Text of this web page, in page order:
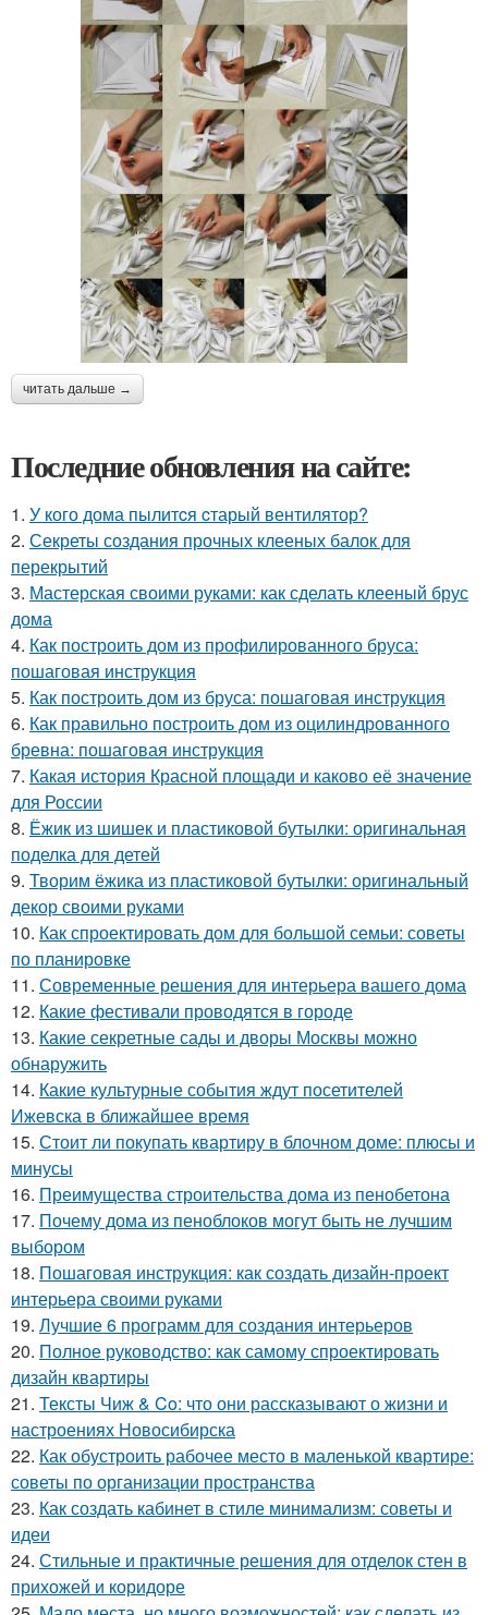
читать дальше →
Последние обновления на сайте:
1. У кого дома пылитcя cтарый вентилятор?
2. Секреты создания прочных клееных балок для
перекрытий
3. Мастерская своими руками: как сделать клееный брус
дома
4. Как построить дом из профилированного бруса:
пошаговая инструкция
5. Как построить дом из бруса: пошаговая инструкция
6. Как правильно построить дом из оцилиндрованного
бревна: пошаговая инструкция
7. Какая история Красной площади и каково её значение
для России
8. Ёжик из шишек и пластиковой бутылки: оригинальная
поделка для детей
9. Творим ёжика из пластиковой бутылки: оригинальный
декор своими руками
10. Как спроектировать дом для большой семьи: советы
по планировке
11. Современные решения для интерьера вашего дома
12. Какие фестивали проводятся в городе
13. Какие секретные сады и дворы Москвы можно
обнаружить
14. Какие культурные события ждут посетителей
Ижевска в ближайшее время
15. Стоит ли покупать квартиру в блочном доме: плюсы и
минусы
16. Преимущества строительства дома из пенобетона
17. Почему дома из пеноблоков могут быть не лучшим
выбором
18. Пошаговая инструкция: как создать дизайн-проект
интерьера своими руками
19. Лучшие 6 программ для создания интерьеров
20. Полное руководство: как самому спроектировать
дизайн квартиры
21. Тексты Чиж & Co: что они рассказывают о жизни и
настроениях Новосибирска
22. Как обустроить рабочее место в маленькой квартире:
советы по организации пространства
23. Как создать кабинет в стиле минимализм: советы и
идеи
24. Стильные и практичные решения для отделок стен в
прихожей и коридоре